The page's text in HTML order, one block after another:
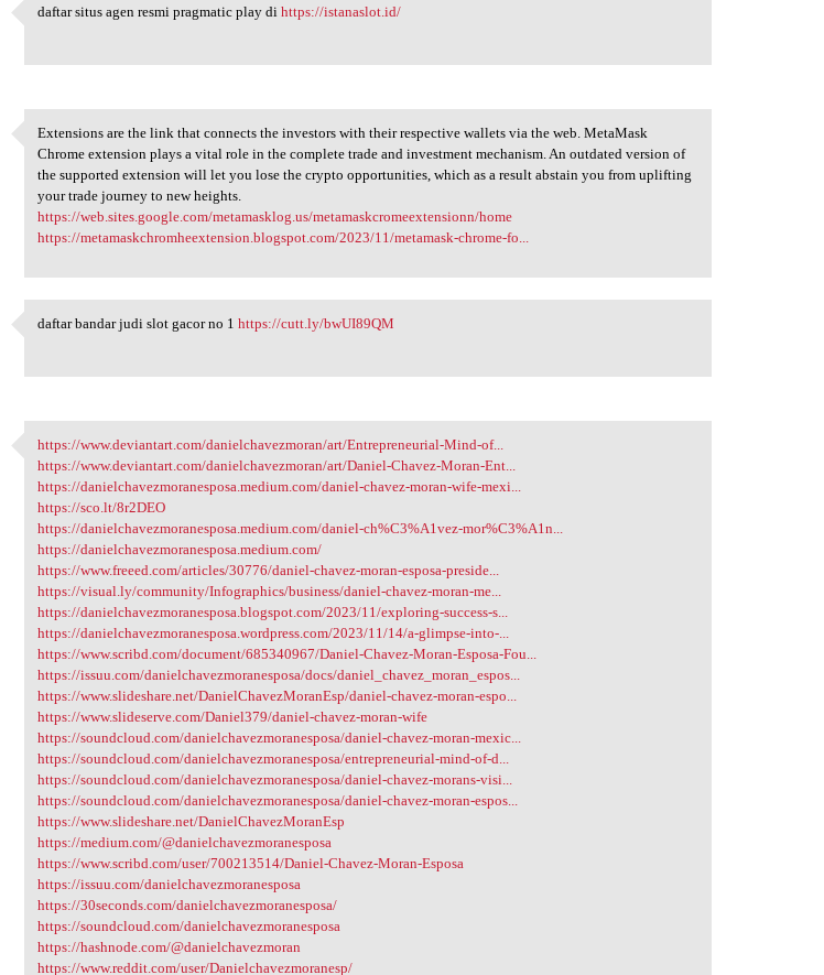
daftar situs agen resmi
daftar situs agen resmi pragmatic play dihttps://istanaslot.id/
Extensions are the link that
Extensions are the link that connects the investors with their respective wallets via the web. MetaMask
Chrome extension plays a vital role in the complete trade and investment mechanism. An outdated version of
the supported extension will let you lose the crypto opportunities, which as a result abstain you from uplifting
your trade journey to new heights.
https://web.sites.google.com/metamasklog.us/metamaskcromeextensionn/home
https://metamaskchromheextension.blogspot.com/2023/11/metamask-chrome-fo...
daftar bandar judi slot gacor
daftar bandar judi slot gacor no 1https://cutt.ly/bwUI89QM
https://www.deviantart.com
https://www.deviantart.com/danielchavezmoran/art/Entrepreneurial-Mind-of...
https://www.deviantart.com/danielchavezmoran/art/Daniel-Chavez-Moran-Ent...
https://danielchavezmoranesposa.medium.com/daniel-chavez-moran-wife-mexi...
https://sco.lt/8r2DEO
https://danielchavezmoranesposa.medium.com/daniel-ch%C3%A1vez-mor%C3%A1n...
https://danielchavezmoranesposa.medium.com/
https://www.freeed.com/articles/30776/daniel-chavez-moran-esposa-preside...
https://visual.ly/community/Infographics/business/daniel-chavez-moran-me...
https://danielchavezmoranesposa.blogspot.com/2023/11/exploring-success-s...
https://danielchavezmoranesposa.wordpress.com/2023/11/14/a-glimpse-into-...
https://www.scribd.com/document/685340967/Daniel-Chavez-Moran-Esposa-Fou...
https://issuu.com/danielchavezmoranesposa/docs/daniel_chavez_moran_espos...
https://www.slideshare.net/DanielChavezMoranEsp/daniel-chavez-moran-espo...
https://www.slideserve.com/Daniel379/daniel-chavez-moran-wife
https://soundcloud.com/danielchavezmoranesposa/daniel-chavez-moran-mexic...
https://soundcloud.com/danielchavezmoranesposa/entrepreneurial-mind-of-d...
https://soundcloud.com/danielchavezmoranesposa/daniel-chavez-morans-visi...
https://soundcloud.com/danielchavezmoranesposa/daniel-chavez-moran-espos...
https://www.slideshare.net/DanielChavezMoranEsp
https://medium.com/@danielchavezmoranesposa
https://www.scribd.com/user/700213514/Daniel-Chavez-Moran-Esposa
https://issuu.com/danielchavezmoranesposa
https://30seconds.com/danielchavezmoranesposa/
https://soundcloud.com/danielchavezmoranesposa
https://hashnode.com/@danielchavezmoran
https://www.reddit.com/user/Danielchavezmoranesp/